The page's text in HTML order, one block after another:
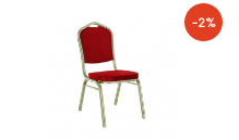
smontované. Při koupi více než
20 kusů židle JEFF 2 NEW je
cena židle úžasných 690 Kč.
Hmotnost: 5.3kg
-2%